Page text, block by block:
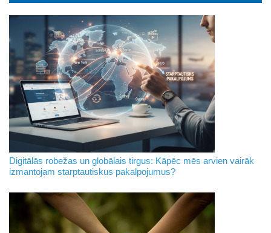
Digitālās robežas un globālais tirgus: Kāpēc mēs arvien vairāk
izmantojam starptautiskus pakalpojumus?